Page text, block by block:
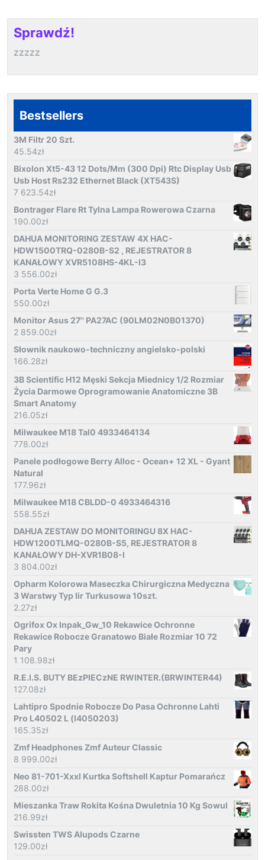
Sprawdź!
zzzzz
Bestsellers
3M Filtr 20 Szt.
45.54zł
Bixolon Xt5-43 12 Dots/Mm (300 Dpi) Rtc Display Usb
Usb Host Rs232 Ethernet Black (XT543S)
7 623.54zł
Bontrager Flare Rt Tylna Lampa Rowerowa Czarna
190.00zł
DAHUA MONITORING ZESTAW 4X HAC-
HDW1500TRQ-0280B-S2 , REJESTRATOR 8
KANAŁOWY XVR5108HS-4KL-I3
3 556.00zł
Porta Verte Home G G.3
550.00zł
Monitor Asus 27'' PA27AC (90LM02N0B01370)
2 859.00zł
Słownik naukowo-techniczny angielsko-polski
166.28zł
3B Scientific H12 Męski Sekcja Miednicy 1/2 Rozmiar
Życia Darmowe Oprogramowanie Anatomiczne 3B
Smart Anatomy
216.05zł
Milwaukee M18 Tal0 4933464134
778.00zł
Panele podłogowe Berry Alloc - Ocean+ 12 XL - Gyant
Natural
177.96zł
Milwaukee M18 CBLDD-0 4933464316
558.55zł
DAHUA ZESTAW DO MONITORINGU 8X HAC-
HDW1200TLMQ-0280B-S5, REJESTRATOR 8
KANAŁOWY DH-XVR1B08-I
3 804.00zł
Opharm Kolorowa Maseczka Chirurgiczna Medyczna
3 Warstwy Typ Iir Turkusowa 10szt.
2.27zł
Ogrifox Ox Inpak_Gw_10 Rekawice Ochronne
Rekawice Robocze Granatowo Białe Rozmiar 10 72
Pary
1 108.98zł
R.E.I.S. BUTY BEzPIECzNE RWINTER.(BRWINTER44)
127.08zł
Lahtipro Spodnie Robocze Do Pasa Ochronne Lahti
Pro L40502 L (l4050203)
165.35zł
Zmf Headphones Zmf Auteur Classic
8 999.00zł
Neo 81-701-Xxxl Kurtka Softshell Kaptur Pomarańcz
288.00zł
Mieszanka Traw Rokita Kośna Dwuletnia 10 Kg Sowul
216.99zł
Swissten TWS Alupods Czarne
129.00zł